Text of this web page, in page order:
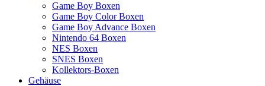
Game Boy Boxen
Game Boy Color Boxen
Game Boy Advance Boxen
Nintendo 64 Boxen
NES Boxen
SNES Boxen
Kollektors-Boxen
Gehäuse